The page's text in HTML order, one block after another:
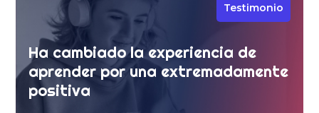
Testimonio
Ha cambiado la experiencia de
aprender por una extremadamente
positiva